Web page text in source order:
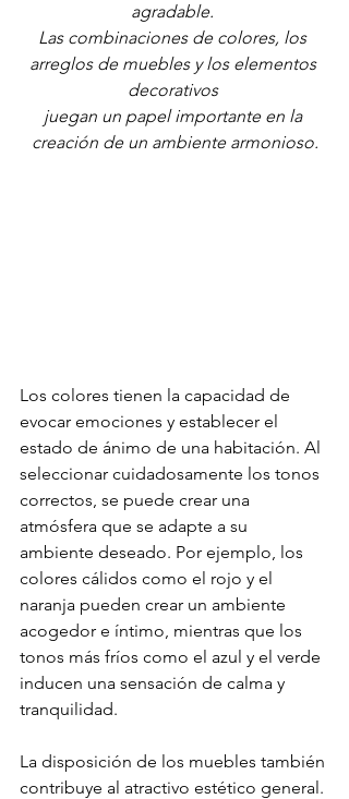
agradable.
Las combinaciones de colores, los
arreglos de muebles y los elementos
decorativos
juegan un papel importante en la
creación de un ambiente armonioso.
Los colores tienen la capacidad de
evocar emociones y establecer el
estado de ánimo de una habitación. Al
seleccionar cuidadosamente los tonos
correctos, se puede crear una
atmósfera que se adapte a su
ambiente deseado. Por ejemplo, los
colores cálidos como el rojo y el
naranja pueden crear un ambiente
acogedor e íntimo, mientras que los
tonos más fríos como el azul y el verde
inducen una sensación de calma y
tranquilidad.
La disposición de los muebles también
contribuye al atractivo estético general.